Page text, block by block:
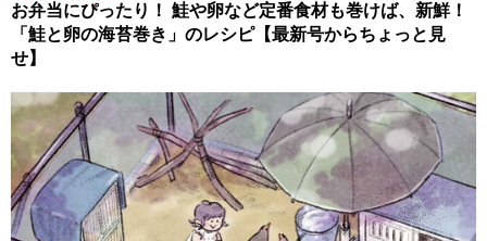
お弁当にぴったり！ 鮭や卵など定番食材も巻けば、新鮮！
「鮭と卵の海苔巻き」のレシピ【最新号からちょっと見
せ】